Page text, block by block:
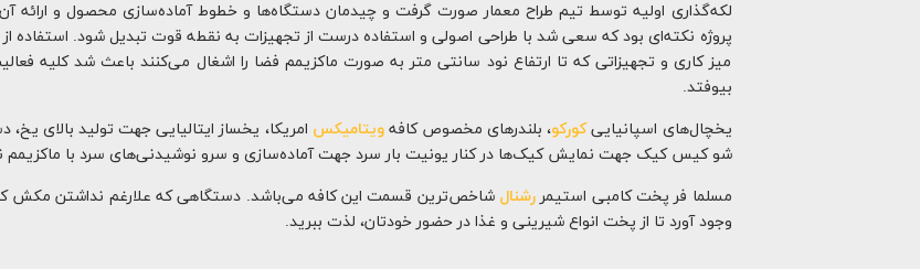
لکه‌گذاری اولیه توسط تیم طراح معمار صورت گرفت و چیدمان دستگاه‌ها و خطوط آماده‌سازی محصول و ارائه
پروژه نکته‌ای بود که سعی شد با طراحی اصولی و استفاده درست از تجهیزات به نقطه قوت تبدیل شود. استفاده
میز کاری و تجهیزاتی که تا ارتفاع نود سانتی متر به صورت ماکزیمم فضا را اشغال می‌کنند باعث شد کلیه
بیوفتد.
یخچال‌های اسپانیاییکورکو، بلندرهای مخصوص کافهویتامیکس امریکا، یخساز ایتالیایی جهت تولید بالای
شو کیس کیک جهت نمایش کیک‌ها در کنار یونیت بار سرد جهت آماده‌سازی و سرو نوشیدنی‌های سرد با
مسلما فر پخت کامبی استیمر رشنال شاخص‌ترین قسمت این کافه می‌باشد. دستگاهی که علارغم نداشتن مکش کافی
وجود آورد تا از پخت انواع شیرینی و غذا در حضور خودتان، لذت ببرید.